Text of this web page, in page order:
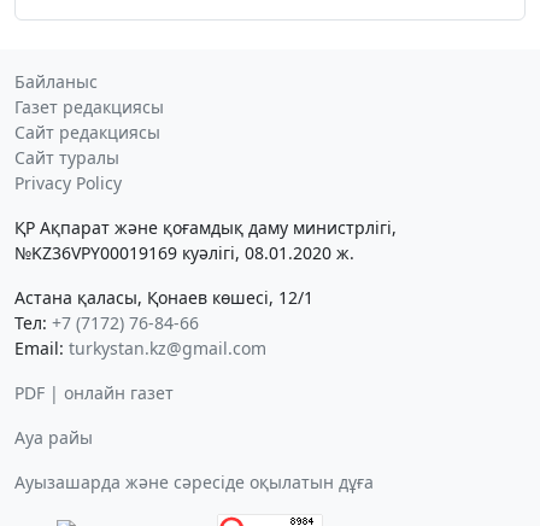
Байланыс
Газет редакциясы
Сайт редакциясы
Сайт туралы
Privacy Policy
ҚР Ақпарат және қоғамдық даму министрлігі,
№KZ36VPY00019169 куәлігі, 08.01.2020 ж.
Астана қаласы, Қонаев көшесі, 12/1
Тел: +7 (7172) 76-84-66
Email: turkystan.kz@gmail.com
PDF | онлайн газет
Ауа райы
Ауызашарда және сәресіде оқылатын дұға